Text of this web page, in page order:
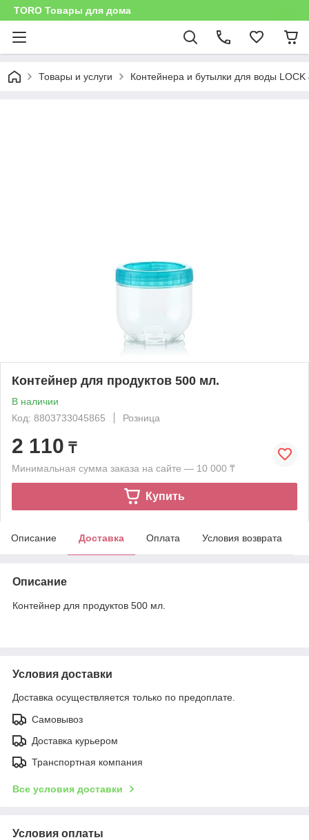
TORO Товары для дома
Товары и услуги Контейнера и бутылки для воды LOCK
Контейнер для продуктов 500 мл.
В наличии
Код: 8803733045865
Розница
2 110 ₸
Минимальная сумма заказа на сайте — 10 000 ₸
Купить
Описание Доставка Оплата Условия возврата
Описание
Контейнер для продуктов 500 мл.
Условия доставки
Доставка осуществляется только по предоплате.
Самовывоз
Доставка курьером
Транспортная компания
Все условия доставки
Условия оплаты